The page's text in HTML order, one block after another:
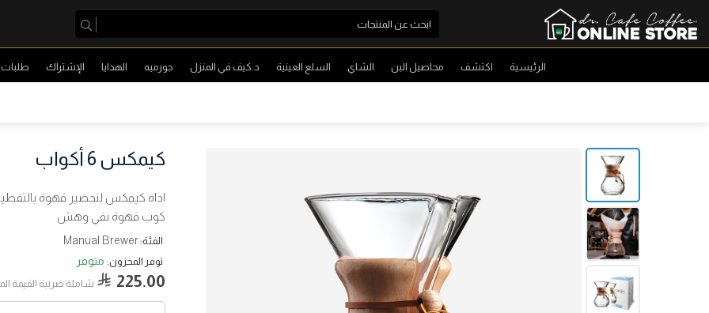
الرئيسية اكتشف محاصيل البن الشاي السلع العينية د.كيف في المنزل جورميه الهدايا الإشتراك طلبات
كيمكس 6 أكواب
اداة كيمكس لتحضير قهوة
كوب قهوة نقي وهش
الفئة:Manual Brewer
توفر المخزون: متوفر
225.00 شاملة ضربية القيمة